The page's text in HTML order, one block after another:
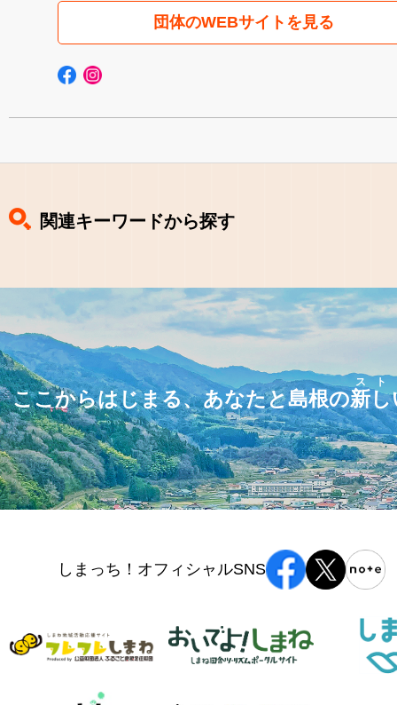
団体のWEBサイトを見る
関連キーワードから探す
ここからはじまる、あなたと島根の新し
スト
しまっち！オフィシャルSNS